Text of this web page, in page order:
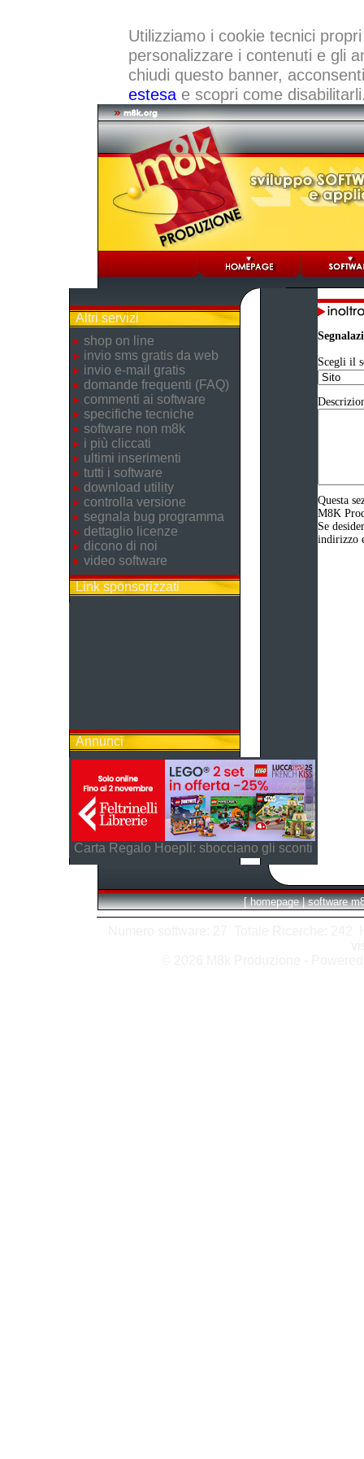
Utilizziamo i cookie tecnici
personalizzare i contenuti e gli
chiudi questo banner,
estesae scopri come
Altri servizi
shop on line
invio sms gratis da web
invio e-mail gratis
domande frequenti (FAQ)
commenti ai software
specifiche tecniche
software non m8k
i più cliccati
ultimi inserimenti
tutti i software
download utility
controlla versione
segnala bug programma
dettaglio licenze
dicono di noi
video software
Link sponsorizzati
Annunci
Carta Regalo Hoepli: sbocciano gli sconti
Scegli il
Questa
M8K
Se
indirizzo
[ homepage | software